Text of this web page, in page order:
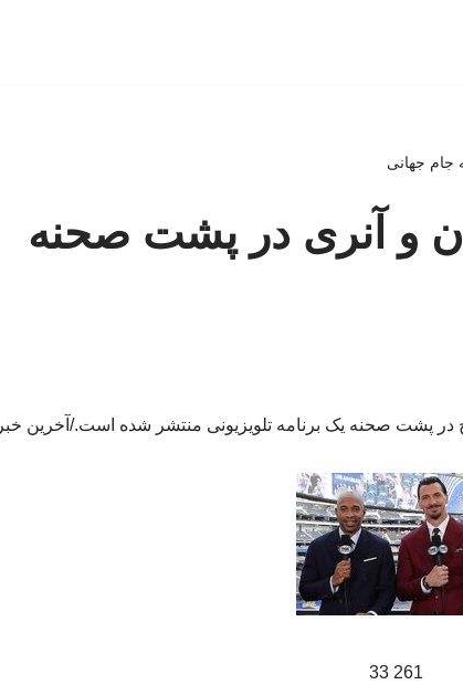
جام جهانی
و آنری در پشت صحنه
در پشت صحنه یک برنامه تلویزیونی منتشر شده است./آخرین خبر
261 33